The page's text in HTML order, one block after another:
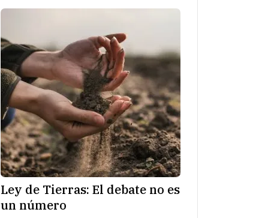
Ley de Tierras: El debate no es
un número